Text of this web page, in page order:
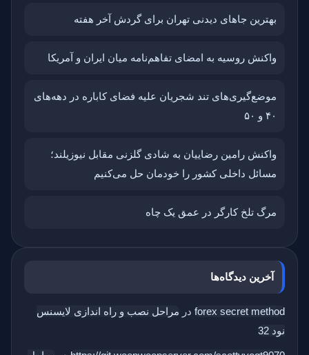
بهترین جاهای دیدنی تهران برای گردش آخر هفته
واکنش روسیه به امضای تفاهم‌نامه میان ایران و آمریکا
موضع‌گیری‌های تند شجریان علیه فضای کاباره در دهه‌های
۴۰ و ۵۰
واکنش رامین رضاییان به شادی گلزنی مقابل نیوزیلند؛
مسائل داخلی کشور را خودمان حل می‌کنیم
مرگ تلخ کارگر در عمق یک چاه
آخرین دیدگاه‌ها
forex secret method در مراحل نصب و راه اندازی لایسنس
نود 32